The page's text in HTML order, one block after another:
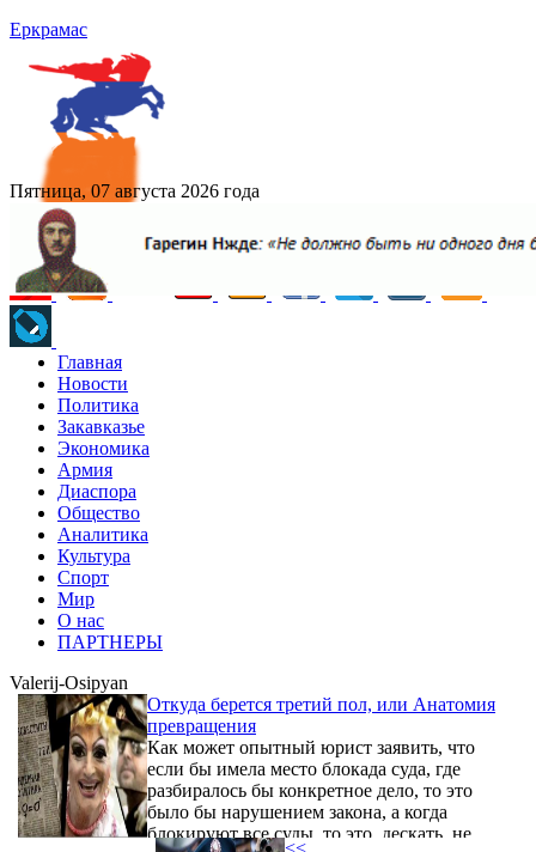
Еркрамас
Пятница, 07 августа 2026 года
Главная
Новости
Политика
Закавказье
Экономика
Армия
Диаспора
Общество
Аналитика
Культура
Спорт
Мир
О нас
ПАРТНЕРЫ
Valerij-Osipyan
Откуда берется третий пол, или Анатомия
превращения
Как может опытный юрист заявить, что
если бы имела место блокада суда, где
разбиралось бы конкретное дело, то это
было бы нарушением закона, а когда
блокируют все суды, то это, дескать, не
<<